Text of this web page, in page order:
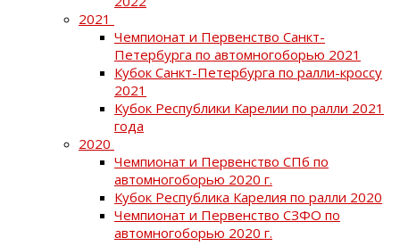
2021
Чемпионат и Первенство Санкт-
Петербурга по автомногоборью 2021
Кубок Санкт-Петербурга по ралли-кроссу
2021
Кубок Республики Карелии по ралли 2021
года
2020
Чемпионат и Первенство СПб по
автомногоборью 2020 г.
Кубок Республика Карелия по ралли 2020
Чемпионат и Первенство СЗФО по
автомногоборью 2020 г.